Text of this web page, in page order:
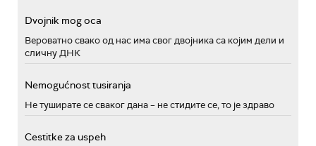
Dvojnik mog oca
Вероватно свако од нас има свог двојника са којим дели и
сличну ДНК
Nemogućnost tusiranja
Не туширате се сваког дана – не стидите се, то је здраво
Cestitke za uspeh